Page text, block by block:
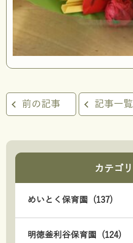
前の記事 記事一覧
カテゴリ
めいとく保育園 (137)
明徳釜利谷保育園 (124)